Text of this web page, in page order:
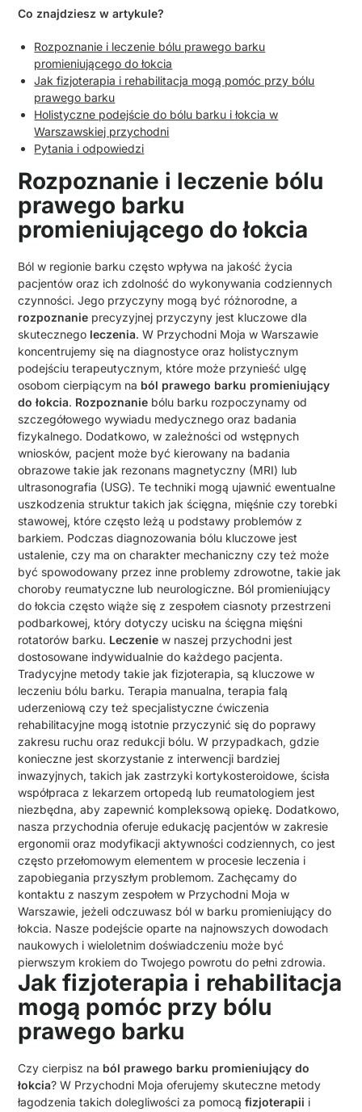
Co znajdziesz w artykule?
Rozpoznanie i leczenie bólu prawego barku
promieniującego do łokcia
Jak fizjoterapia i rehabilitacja mogą pomóc przy bólu
prawego barku
Holistyczne podejście do bólu barku i łokcia w
Warszawskiej przychodni
Pytania i odpowiedzi
Rozpoznanie i leczenie bólu
prawego barku
promieniującego do łokcia
Ból w regionie barku często wpływa na jakość życia
pacjentów oraz ich zdolność do wykonywania codziennych
czynności. Jego przyczyny mogą być różnorodne, a
rozpoznanie precyzyjnej przyczyny jest kluczowe dla
skutecznego leczenia. W Przychodni Moja w Warszawie
koncentrujemy się na diagnostyce oraz holistycznym
podejściu terapeutycznym, które może przynieść ulgę
osobom cierpiącym na ból prawego barku promieniujący
do łokcia. Rozpoznanie bólu barku rozpoczynamy od
szczegółowego wywiadu medycznego oraz badania
fizykalnego. Dodatkowo, w zależności od wstępnych
wniosków, pacjent może być kierowany na badania
obrazowe takie jak rezonans magnetyczny (MRI) lub
ultrasonografia (USG). Te techniki mogą ujawnić ewentualne
uszkodzenia struktur takich jak ścięgna, mięśnie czy torebki
stawowej, które często leżą u podstawy problemów z
barkiem. Podczas diagnozowania bólu kluczowe jest
ustalenie, czy ma on charakter mechaniczny czy też może
być spowodowany przez inne problemy zdrowotne, takie jak
choroby reumatyczne lub neurologiczne. Ból promieniujący
do łokcia często wiąże się z zespołem ciasnoty przestrzeni
podbarkowej, który dotyczy ucisku na ścięgna mięśni
rotatorów barku. Leczenie w naszej przychodni jest
dostosowane indywidualnie do każdego pacjenta.
Tradycyjne metody takie jak fizjoterapia, są kluczowe w
leczeniu bólu barku. Terapia manualna, terapia falą
uderzeniową czy też specjalistyczne ćwiczenia
rehabilitacyjne mogą istotnie przyczynić się do poprawy
zakresu ruchu oraz redukcji bólu. W przypadkach, gdzie
konieczne jest skorzystanie z interwencji bardziej
inwazyjnych, takich jak zastrzyki kortykosteroidowe, ścisła
współpraca z lekarzem ortopedą lub reumatologiem jest
niezbędna, aby zapewnić kompleksową opiekę. Dodatkowo,
nasza przychodnia oferuje edukację pacjentów w zakresie
ergonomii oraz modyfikacji aktywności codziennych, co jest
często przełomowym elementem w procesie leczenia i
zapobiegania przyszłym problemom. Zachęcamy do
kontaktu z naszym zespołem w Przychodni Moja w
Warszawie, jeżeli odczuwasz ból w barku promieniujący do
łokcia. Nasze podejście oparte na najnowszych dowodach
naukowych i wieloletnim doświadczeniu może być
pierwszym krokiem do Twojego powrotu do pełni zdrowia.
Jak fizjoterapia i rehabilitacja
mogą pomóc przy bólu
prawego barku
Czy cierpisz na ból prawego barku promieniujący do
łokcia? W Przychodni Moja oferujemy skuteczne metody
łagodzenia takich dolegliwości za pomocąfizjoterapii i